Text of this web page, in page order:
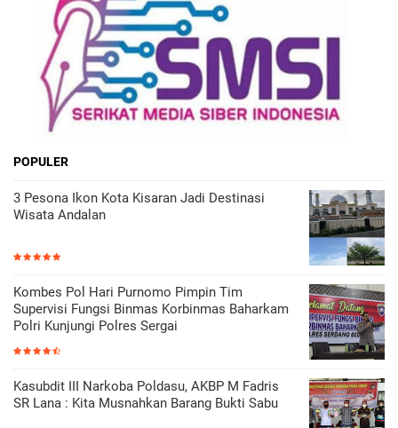
POPULER
3 Pesona Ikon Kota Kisaran Jadi Destinasi
Wisata Andalan
Kombes Pol Hari Purnomo Pimpin Tim
Supervisi Fungsi Binmas Korbinmas Baharkam
Polri Kunjungi Polres Sergai
Kasubdit III Narkoba Poldasu, AKBP M Fadris
SR Lana : Kita Musnahkan Barang Bukti Sabu